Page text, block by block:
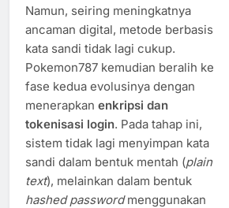
Namun, seiring meningkatnya
ancaman digital, metode berbasis
kata sandi tidak lagi cukup.
Pokemon787 kemudian beralih ke
fase kedua evolusinya dengan
menerapkan enkripsi dan
tokenisasi login. Pada tahap ini,
sistem tidak lagi menyimpan kata
sandi dalam bentuk mentah (plain
text), melainkan dalam bentuk
hashed passwordmenggunakan